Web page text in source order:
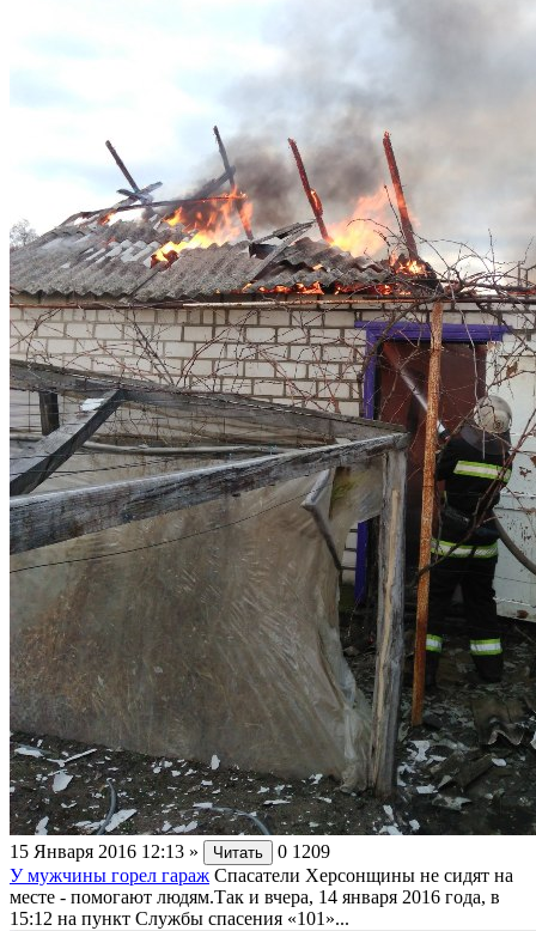
15 Января 2016 12:13 » Читать 0 1209
У мужчины горел гараж Спасатели Херсонщины не сидят на
месте - помогают людям.Так и вчера, 14 января 2016 года, в
15:12 на пункт Службы спасения «101»...